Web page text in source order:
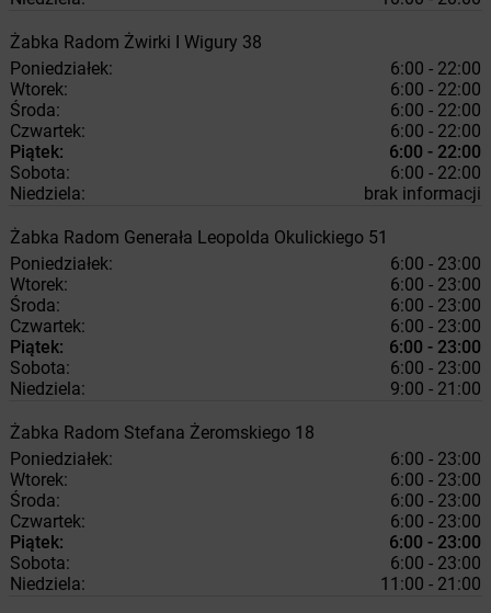
Żabka Radom Żwirki I Wigury 38
Poniedziałek:
6:00 - 22:00
Wtorek:
6:00 - 22:00
Środa:
6:00 - 22:00
Czwartek:
6:00 - 22:00
Piątek:
6:00 - 22:00
Sobota:
6:00 - 22:00
Niedziela:
brak informacji
Żabka Radom Generała Leopolda Okulickiego 51
Poniedziałek:
6:00 - 23:00
Wtorek:
6:00 - 23:00
Środa:
6:00 - 23:00
Czwartek:
6:00 - 23:00
Piątek:
6:00 - 23:00
Sobota:
6:00 - 23:00
Niedziela:
9:00 - 21:00
Żabka Radom Stefana Żeromskiego 18
Poniedziałek:
6:00 - 23:00
Wtorek:
6:00 - 23:00
Środa:
6:00 - 23:00
Czwartek:
6:00 - 23:00
Piątek:
6:00 - 23:00
Sobota:
6:00 - 23:00
Niedziela:
11:00 - 21:00